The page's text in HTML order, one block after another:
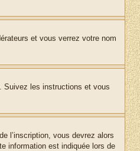
et vous verrez votre nom
. Suivez les instructions et vous
l’inscription, vous devrez alors
information est indiquée lors de